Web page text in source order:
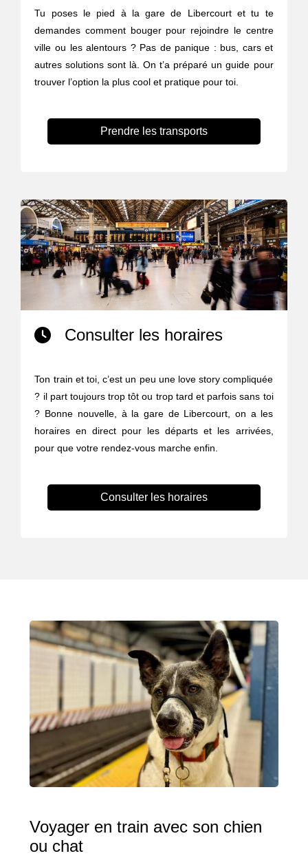
Tu poses le pied à la gare de Libercourt et tu te
demandes comment bouger pour rejoindre le centre
ville ou les alentours ? Pas de panique : bus, cars et
autres solutions sont là. On t’a préparé un guide pour
trouver l’option la plus cool et pratique pour toi.
Prendre les transports
Consulter les horaires
Ton train et toi, c’est un peu une love story compliquée
? il part toujours trop tôt ou trop tard et parfois sans toi
? Bonne nouvelle, à la gare de Libercourt, on a les
horaires en direct pour les départs et les arrivées,
pour que votre rendez-vous marche enfin.
Consulter les horaires
Voyager en train avec son chien
ou chat